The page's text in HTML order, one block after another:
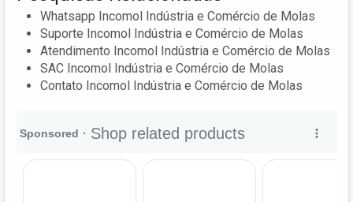
Whatsapp Incomol Indústria e Comércio de Molas
Suporte Incomol Indústria e Comércio de Molas
Atendimento Incomol Indústria e Comércio de Molas
SAC Incomol Indústria e Comércio de Molas
Contato Incomol Indústria e Comércio de Molas